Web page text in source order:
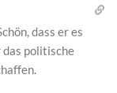
dass er es
das politische